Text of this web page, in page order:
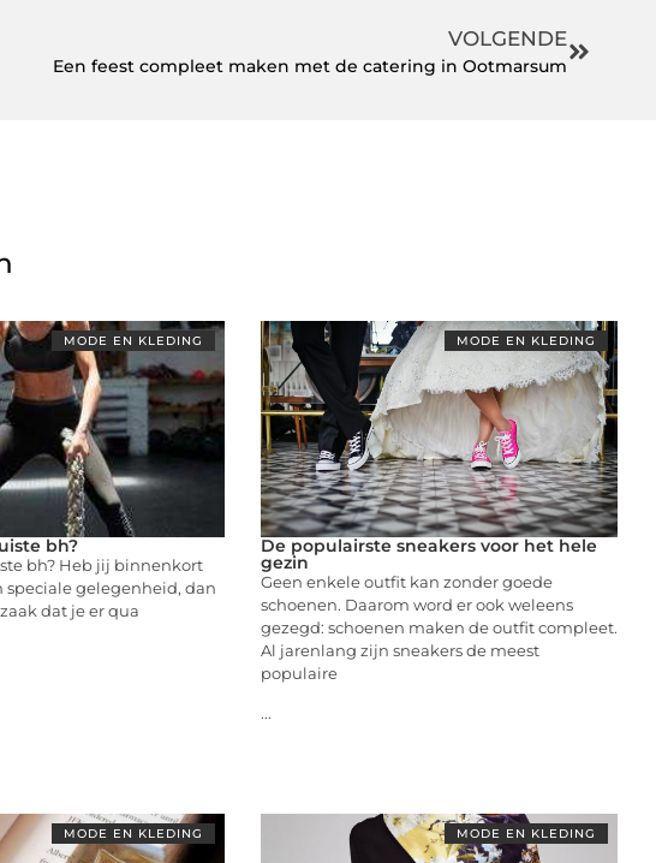
VOLGENDE
Een feest compleet maken met de catering in Ootmarsum
MODE EN KLEDING
bh?
bh? Heb jij binnenkort
speciale gelegenheid, dan
dat je er qua
MODE EN KLEDING
De populairste sneakers voor het hele
gezin
Geen enkele outfit kan zonder goede
schoenen. Daarom word er ook weleens
gezegd: schoenen maken de outfit compleet.
Al jarenlang zijn sneakers de meest
populaire
...
MODE EN KLEDING MODE EN KLEDING